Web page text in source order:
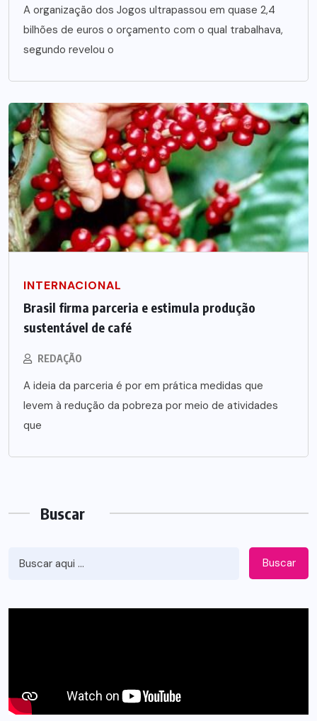
A organização dos Jogos ultrapassou em quase 2,4
bilhões de euros o orçamento com o qual trabalhava,
segundo revelou o
INTERNACIONAL
Brasil firma parceria e estimula produção
sustentável de café
REDAÇÃO
A ideia da parceria é por em prática medidas que
levem à redução da pobreza por meio de atividades
que
Buscar
Buscar